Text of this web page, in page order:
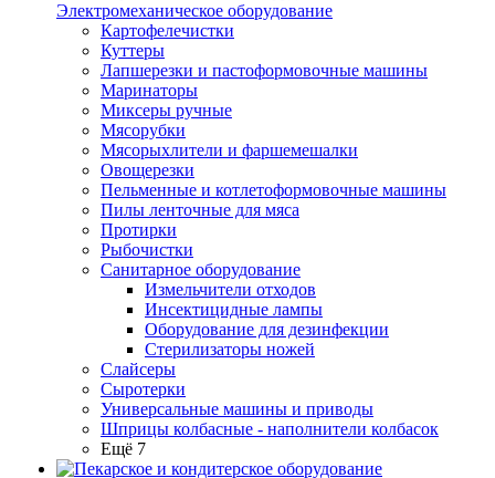
Электромеханическое оборудование
Картофелечистки
Куттеры
Лапшерезки и пастоформовочные машины
Маринаторы
Миксеры ручные
Мясорубки
Мясорыхлители и фаршемешалки
Овощерезки
Пельменные и котлетоформовочные машины
Пилы ленточные для мяса
Протирки
Рыбочистки
Санитарное оборудование
Измельчители отходов
Инсектицидные лампы
Оборудование для дезинфекции
Стерилизаторы ножей
Слайсеры
Сыротерки
Универсальные машины и приводы
Шприцы колбасные - наполнители колбасок
Ещё 7